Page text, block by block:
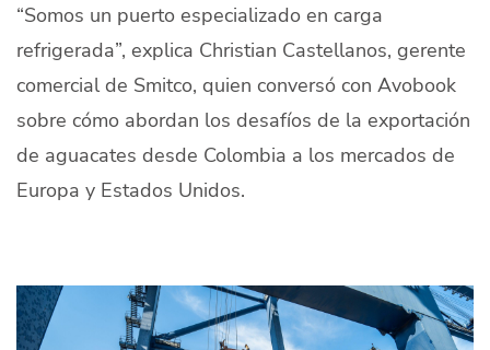
“Somos un puerto especializado en carga
refrigerada”, explica Christian Castellanos, gerente
comercial de Smitco, quien conversó con Avobook
sobre cómo abordan los desafíos de la exportación
de aguacates desde Colombia a los mercados de
Europa y Estados Unidos.